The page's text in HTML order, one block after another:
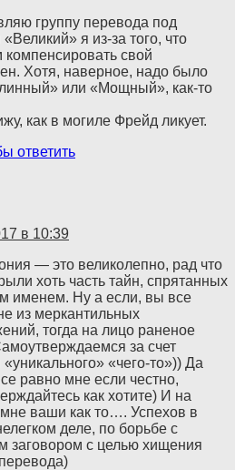
группу перевода под
я из-за того, что
компенсировать свой
Хотя, наверное, надо было
или «Мощный», как-то
как в могиле Фрейд ликует.
ответить
в 10:39
— это великолепно, рад что
хоть часть тайн, спрятанных
именем. Ну а если, вы все
из меркантильных
тогда на лицо раненое
за счет
«чего-то»)) Да
равно мне если честно,
как хотите) И на
ваши как то…. Успехов в
деле, по борьбе с
заговором с целью хищения